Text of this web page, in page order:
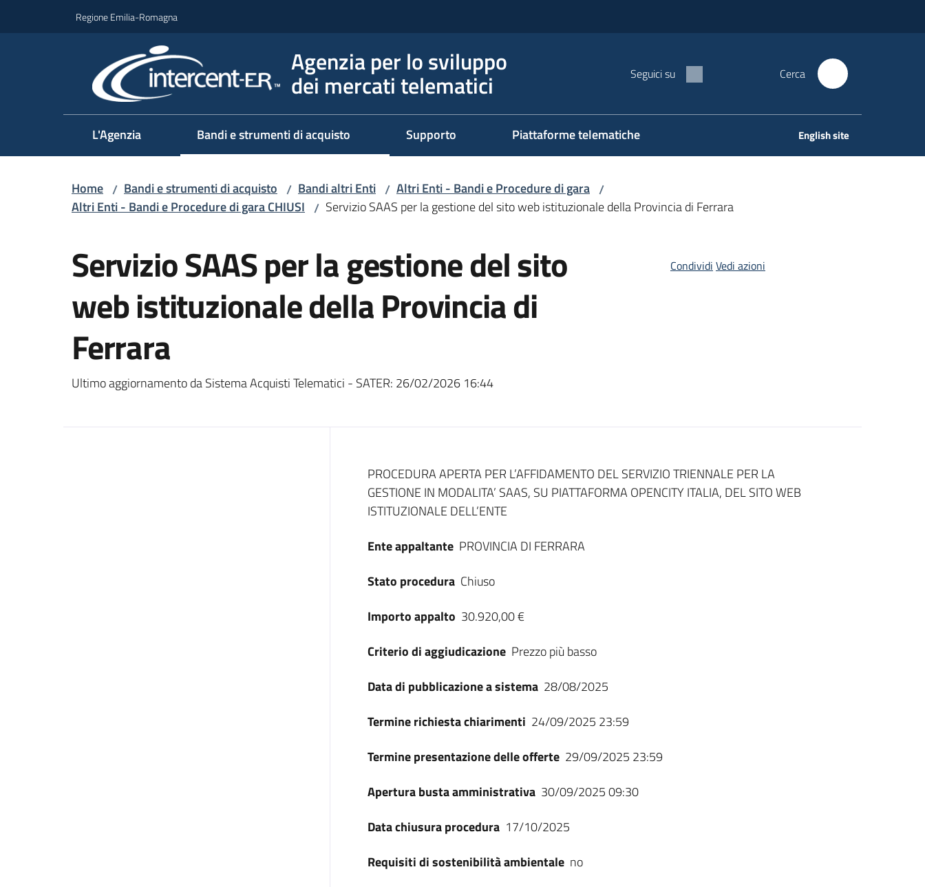
Regione Emilia-Romagna
Agenzia per lo sviluppo
dei mercati telematici Seguici su Cerca
L'Agenzia Bandi e strumenti di acquisto Supporto Piattaforme telematiche English site
Home / Bandi e strumenti di acquisto / Bandi altri Enti / Altri Enti - Bandi e Procedure di gara /
Altri Enti - Bandi e Procedure di gara CHIUSI / Servizio SAAS per la gestione del sito web istituzionale della Provincia di Ferrara
Servizio SAAS per la gestione del sito
web istituzionale della Provincia di
Ferrara
Ultimo aggiornamento da Sistema Acquisti Telematici - SATER: 26/02/2026 16:44
Condividi Vedi azioni
Dati del bando
PROCEDURA APERTA PER L’AFFIDAMENTO DEL SERVIZIO TRIENNALE PER LA
GESTIONE IN MODALITA’ SAAS, SU PIATTAFORMA OPENCITY ITALIA, DEL SITO WEB
ISTITUZIONALE DELL’ENTE
Ente appaltante PROVINCIA DI FERRARA
Stato procedura Chiuso
Importo appalto 30.920,00 €
Criterio di aggiudicazione Prezzo più basso
Data di pubblicazione a sistema 28/08/2025
Termine richiesta chiarimenti 24/09/2025 23:59
Termine presentazione delle offerte 29/09/2025 23:59
Apertura busta amministrativa 30/09/2025 09:30
Data chiusura procedura 17/10/2025
Requisiti di sostenibilità ambientale no